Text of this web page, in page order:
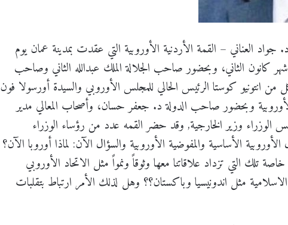
العناني – القمة الأردنية الأوروبية التي عقدت بمدينة عمان يوم
كانون الثاني، وبحضور صاحب الجلالة الملك عبدالله الثاني وصاحب
من انتونيو كوستا الرئيس الحالي للمجلس الأوروبي والسيدة أورسولا فون
الأوروبية وبحضور صاحب الدولة د. جعفر حسان، وأصحاب المعالي مدير
وزیر الخارجية, وقد حضر القمه عدد من رؤساء الوزراء
الأوروبية الأساسية والمفوضية الأوروبية والسؤال الآن: لماذا أوروبا الآن؟
تلك التي تزداد علاقاتنا معها وثوقاً ونمواً مثل الاتحاد الأوروبي
الاسلامية مثل اندونيسيا وباكستان؟؟ وهل لذلك الأمر ارتباط بتقلبات